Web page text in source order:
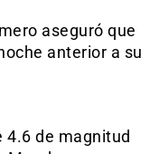
aseguró que
anterior a su
4.6 de magnitud